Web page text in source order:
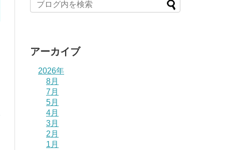
アーカイブ
2026年
8月
7月
5月
4月
3月
2月
1月